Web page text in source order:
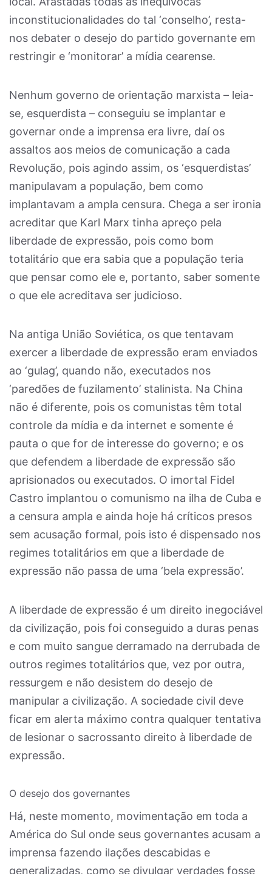
inconstitucionalidades do tal ‘conselho’, resta-
nos debater o desejo do partido governante em
restringir e ‘monitorar’ a mídia cearense.
Nenhum governo de orientação marxista – leia-
se, esquerdista – conseguiu se implantar e
governar onde a imprensa era livre, daí os
assaltos aos meios de comunicação a cada
Revolução, pois agindo assim, os ‘esquerdistas’
manipulavam a população, bem como
implantavam a ampla censura. Chega a ser ironia
acreditar que Karl Marx tinha apreço pela
liberdade de expressão, pois como bom
totalitário que era sabia que a população teria
que pensar como ele e, portanto, saber somente
o que ele acreditava ser judicioso.
Na antiga União Soviética, os que tentavam
exercer a liberdade de expressão eram enviados
ao ‘gulag’, quando não, executados nos
‘paredões de fuzilamento’ stalinista. Na China
não é diferente, pois os comunistas têm total
controle da mídia e da internet e somente é
pauta o que for de interesse do governo; e os
que defendem a liberdade de expressão são
aprisionados ou executados. O imortal Fidel
Castro implantou o comunismo na ilha de Cuba e
a censura ampla e ainda hoje há críticos presos
sem acusação formal, pois isto é dispensado nos
regimes totalitários em que a liberdade de
expressão não passa de uma ‘bela expressão’.
A liberdade de expressão é um direito inegociável
da civilização, pois foi conseguido a duras penas
e com muito sangue derramado na derrubada de
outros regimes totalitários que, vez por outra,
ressurgem e não desistem do desejo de
manipular a civilização. A sociedade civil deve
ficar em alerta máximo contra qualquer tentativa
de lesionar o sacrossanto direito à liberdade de
expressão.
O desejo dos governantes
Há, neste momento, movimentação em toda a
América do Sul onde seus governantes acusam a
imprensa fazendo ilações descabidas e
generalizadas, como se divulgar verdades fosse